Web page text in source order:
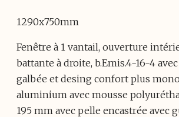
1290x750mm
Fenêtre à 1 vantail, ouverture
battante à droite, b.Emis.4-16-4
galbée et desing confort plus
aluminium avec mousse
195 mm avec pelle encastrée avec